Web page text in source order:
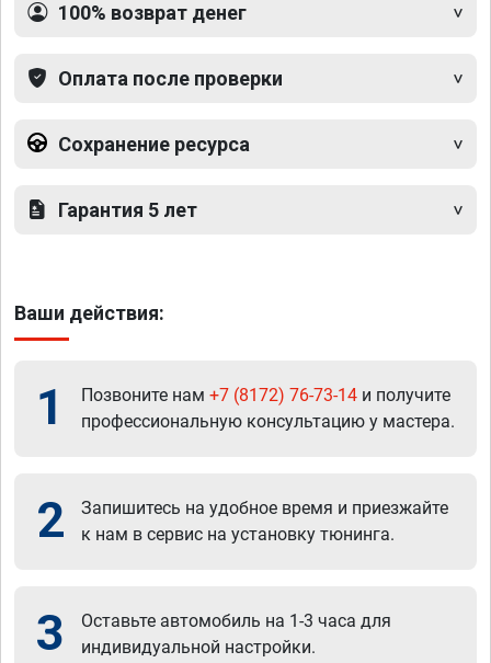
100% возврат денег
Оплата после проверки
Сохранение ресурса
Гарантия 5 лет
Ваши действия:
1 Позвоните нам +7 (8172) 76-73-14 и получите
профессиональную консультацию у мастера.
2
Запишитесь на удобное время и приезжайте
к нам в сервис на установку тюнинга.
3
Оставьте автомобиль на 1-3 часа для
индивидуальной настройки.